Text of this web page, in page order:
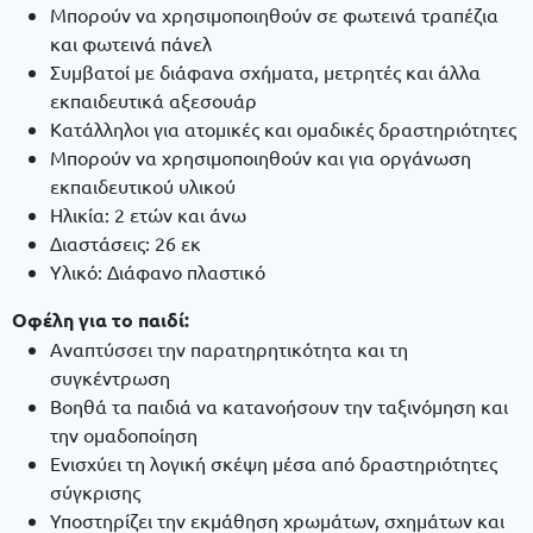
Μπορούν να χρησιμοποιηθούν σε φωτεινά τραπέζια
και φωτεινά πάνελ
Συμβατοί με διάφανα σχήματα, μετρητές και άλλα
εκπαιδευτικά αξεσουάρ
Κατάλληλοι για ατομικές και ομαδικές δραστηριότητες
Μπορούν να χρησιμοποιηθούν και για οργάνωση
εκπαιδευτικού υλικού
Ηλικία: 2 ετών και άνω
Διαστάσεις: 26 εκ
Υλικό: Διάφανο πλαστικό
Οφέλη για το παιδί:
Αναπτύσσει την παρατηρητικότητα και τη
συγκέντρωση
Βοηθά τα παιδιά να κατανοήσουν την ταξινόμηση και
την ομαδοποίηση
Ενισχύει τη λογική σκέψη μέσα από δραστηριότητες
σύγκρισης
Υποστηρίζει την εκμάθηση χρωμάτων, σχημάτων και